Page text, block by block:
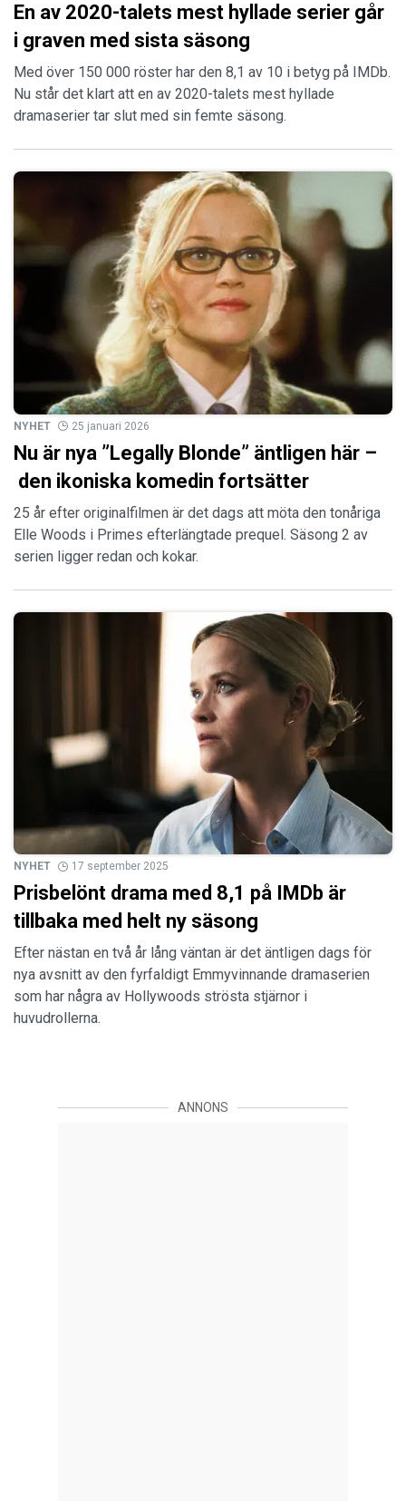
En av 2020-talets mest hyllade serier går
i graven med sista säsong
Med över 150 000 röster har den 8,1 av 10 i betyg på IMDb.
Nu står det klart att en av 2020-talets mest hyllade
dramaserier tar slut med sin femte säsong.
NYHET 25 januari 2026
Nu är nya ”Legally Blonde” äntligen här –
den ikoniska komedin fortsätter
25 år efter originalfilmen är det dags att möta den tonåriga
Elle Woods i Primes efterlängtade prequel. Säsong 2 av
serien ligger redan och kokar.
NYHET 17 september 2025
Prisbelönt drama med 8,1 på IMDb är
tillbaka med helt ny säsong
Efter nästan en två år lång väntan är det äntligen dags för
nya avsnitt av den fyrfaldigt Emmyvinnande dramaserien
som har några av Hollywoods strösta stjärnor i
huvudrollerna.
ANNONS